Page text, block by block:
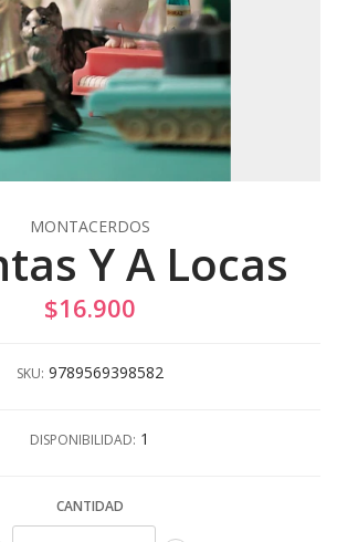
MONTACERDOS
Y A Locas
$16.900
SKU: 9789569398582
DISPONIBILIDAD: 1
CANTIDAD